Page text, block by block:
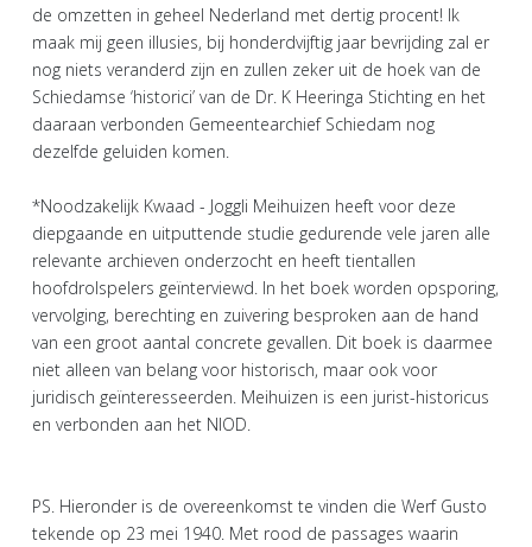
de omzetten in geheel Nederland met dertig procent! Ik
maak mij geen illusies, bij honderdvijftig jaar bevrijding zal er
nog niets veranderd zijn en zullen zeker uit de hoek van de
Schiedamse ‘historici’ van de Dr. K Heeringa Stichting en het
daaraan verbonden Gemeentearchief Schiedam nog
dezelfde geluiden komen.
*Noodzakelijk Kwaad - Joggli Meihuizen heeft voor deze
diepgaande en uitputtende studie gedurende vele jaren alle
relevante archieven onderzocht en heeft tientallen
hoofdrolspelers geïnterviewd. In het boek worden opsporing,
vervolging, berechting en zuivering besproken aan de hand
van een groot aantal concrete gevallen. Dit boek is daarmee
niet alleen van belang voor historisch, maar ook voor
juridisch geïnteresseerden. Meihuizen is een jurist-historicus
en verbonden aan het NIOD.
PS. Hieronder is de overeenkomst te vinden die Werf Gusto
tekende op 23 mei 1940. Met rood de passages waarin